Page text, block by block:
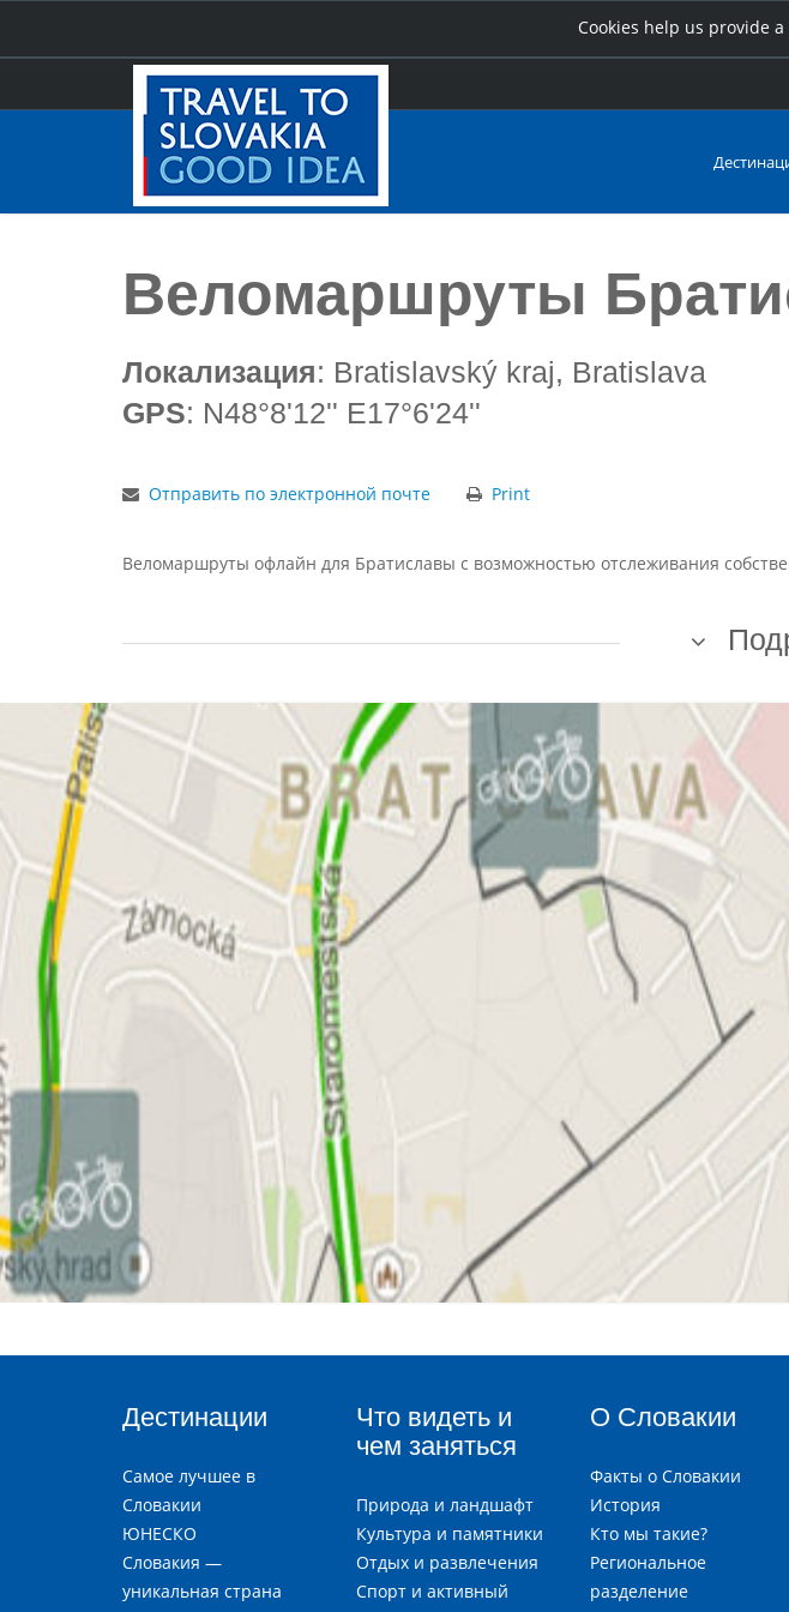
Cookies help us provide
Úvod
Веломаршруты Братислава
Веломаршруты
Локализация: Bratislavský kraj, Bratislava
GPS: N48°8'12'' E17°6'24''
Отправить по электронной почте Print
Веломаршруты офлайн для Братиславы с возможностью отслеживания
Дестинации
Самое лучшее в
Словакии
ЮНЕСКО
Словакия —
уникальная страна
Что видеть и
чем заняться
Природа и ландшафт
Культура и памятники
Отдых и развлечения
Спорт и активный
О Словакии
Факты о Словакии
История
Кто мы такие?
Региональное
разделение